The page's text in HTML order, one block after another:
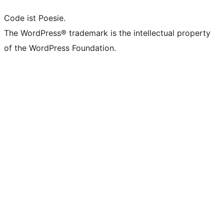
Code ist Poesie.
The WordPress® trademark is the intellectual property
of the WordPress Foundation.